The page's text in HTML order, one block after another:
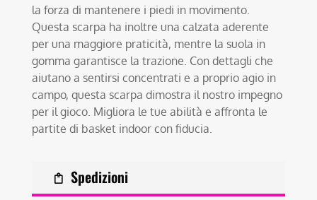
la forza di mantenere i piedi in movimento.
Questa scarpa ha inoltre una calzata aderente
per una maggiore praticità, mentre la suola in
gomma garantisce la trazione. Con dettagli che
aiutano a sentirsi concentrati e a proprio agio in
campo, questa scarpa dimostra il nostro impegno
per il gioco. Migliora le tue abilità e affronta le
partite di basket indoor con fiducia.
Spedizioni